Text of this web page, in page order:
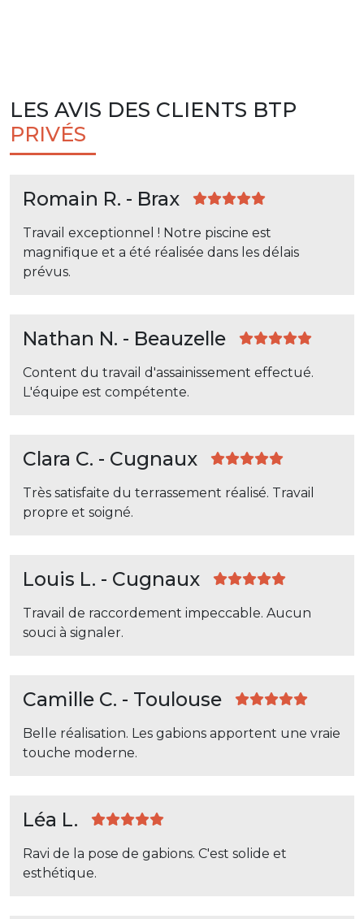
LES AVIS DES CLIENTS BTP
PRIVÉS
Romain R. - Brax
Travail exceptionnel ! Notre piscine est
magnifique et a été réalisée dans les délais
prévus.
Nathan N. - Beauzelle
Content du travail d'assainissement effectué.
L'équipe est compétente.
Clara C. - Cugnaux
Très satisfaite du terrassement réalisé. Travail
propre et soigné.
Louis L. - Cugnaux
Travail de raccordement impeccable. Aucun
souci à signaler.
Camille C. - Toulouse
Belle réalisation. Les gabions apportent une vraie
touche moderne.
Léa L.
Ravi de la pose de gabions. C'est solide et
esthétique.